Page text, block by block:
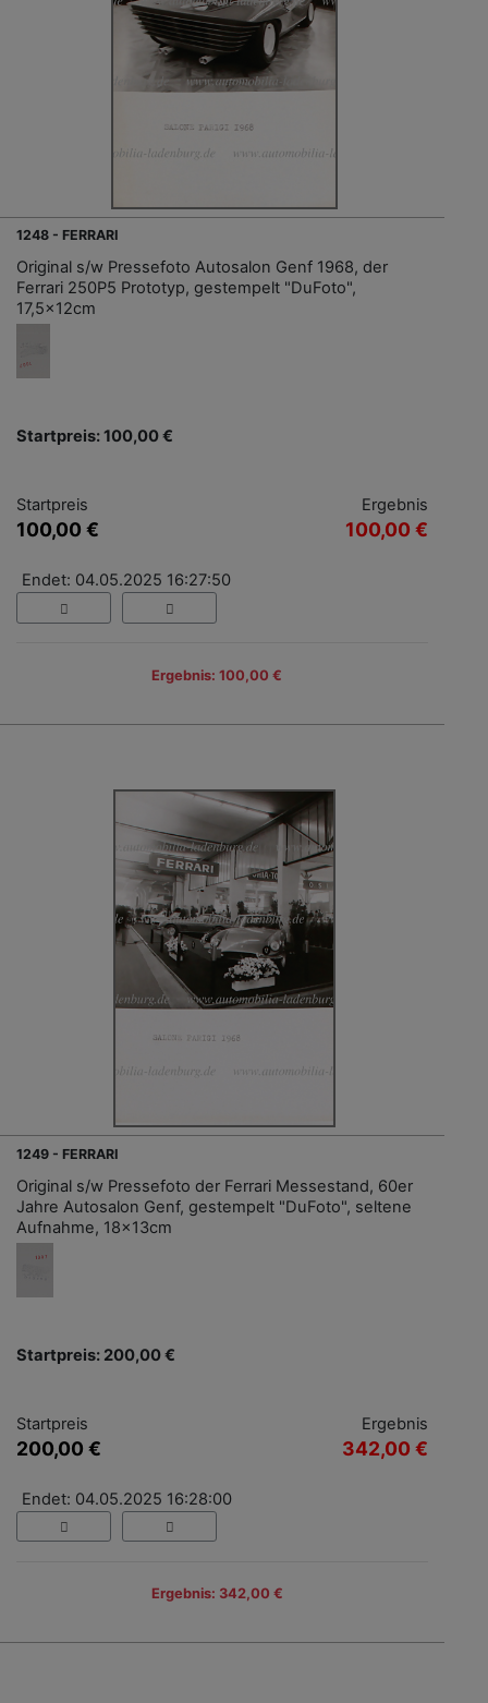
1248 - FERRARI
Original s/w Pressefoto Autosalon Genf 1968, der
Ferrari 250P5 Prototyp, gestempelt "DuFoto",
17,5x12cm
Startpreis: 100,00 €
Startpreis
100,00 €
Ergebnis
100,00 €
Endet: 04.05.2025 16:27:50
Ergebnis: 100,00 €
1249 - FERRARI
Original s/w Pressefoto der Ferrari Messestand, 60er
Jahre Autosalon Genf, gestempelt "DuFoto", seltene
Aufnahme, 18x13cm
Startpreis: 200,00 €
Startpreis
200,00 €
Ergebnis
342,00 €
Endet: 04.05.2025 16:28:00
Ergebnis: 342,00 €